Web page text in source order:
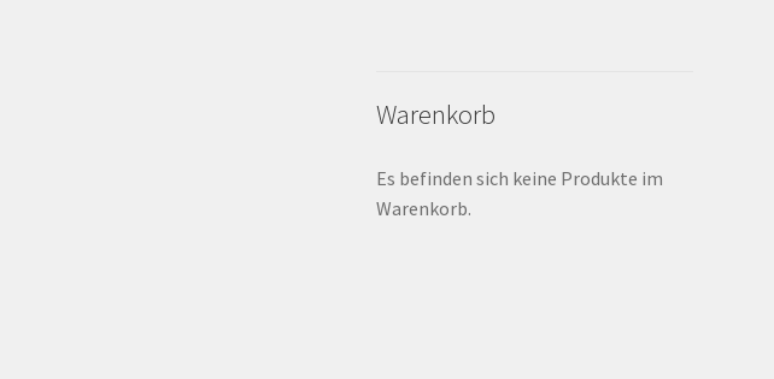
Warenkorb
Es befinden sich keine Produkte im
Warenkorb.